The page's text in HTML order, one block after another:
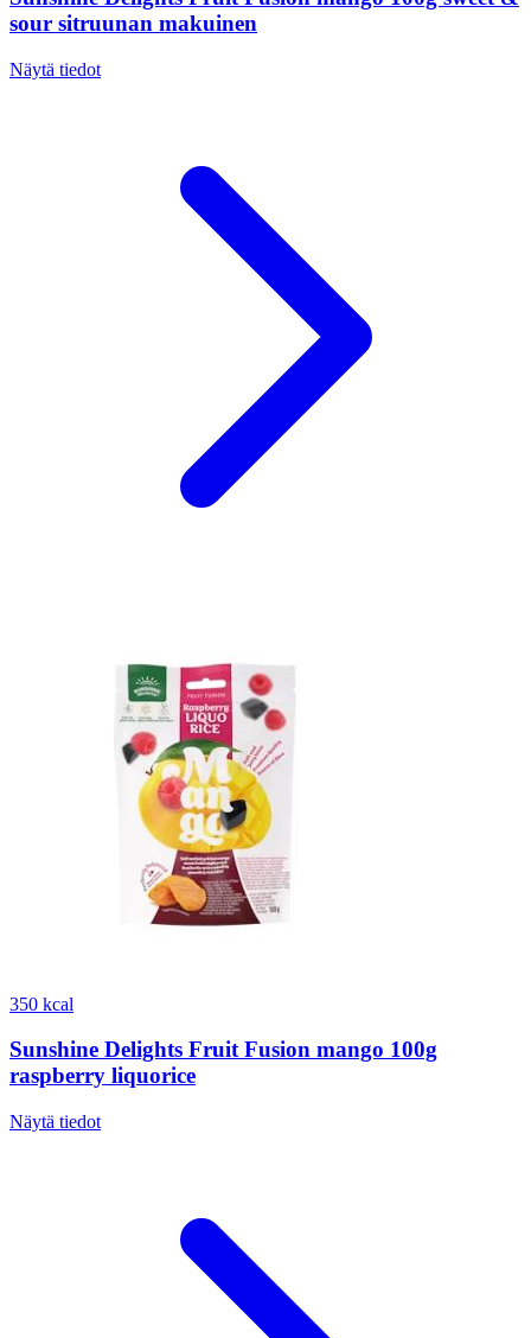
sour sitruunan makuinen
Näytä tiedot
350 kcal
Sunshine Delights Fruit Fusion mango 100g
raspberry liquorice
Näytä tiedot